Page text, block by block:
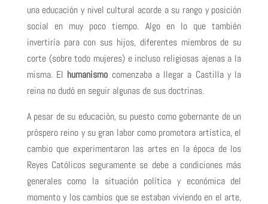
una educación y nivel cultural acorde a su rango y posición
social en muy poco tiempo. Algo en lo que también
invertiría para con sus hijos, diferentes miembros de su
corte (sobre todo mujeres) e incluso religiosas ajenas a la
misma. El humanismo comenzaba a llegar a Castilla y la
reina no dudó en seguir algunas de sus doctrinas.
A pesar de su educación, su puesto como gobernante de un
próspero reino y su gran labor como promotora artística, el
cambio que experimentaron las artes en la época de los
Reyes Católicos seguramente se debe a condiciones más
generales como la situación política y económica del
momento y los cambios que se estaban viviendo en el arte,